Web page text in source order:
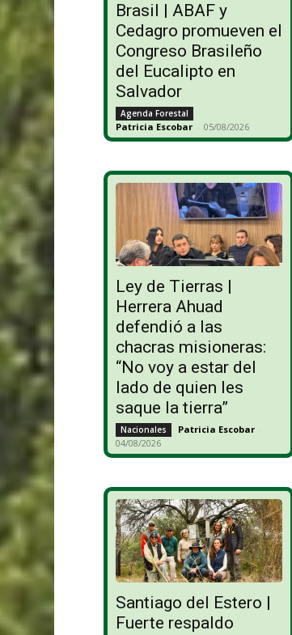
Brasil | ABAF y
Cedagro promueven el
Congreso Brasileño
del Eucalipto en
Salvador
Agenda Forestal
Patricia Escobar - 05/08/2026
Ley de Tierras |
Herrera Ahuad
defendió a las
chacras misioneras:
“No voy a estar del
lado de quien les
saque la tierra”
Nacionales Patricia Escobar -
04/08/2026
Santiago del Estero |
Fuerte respaldo